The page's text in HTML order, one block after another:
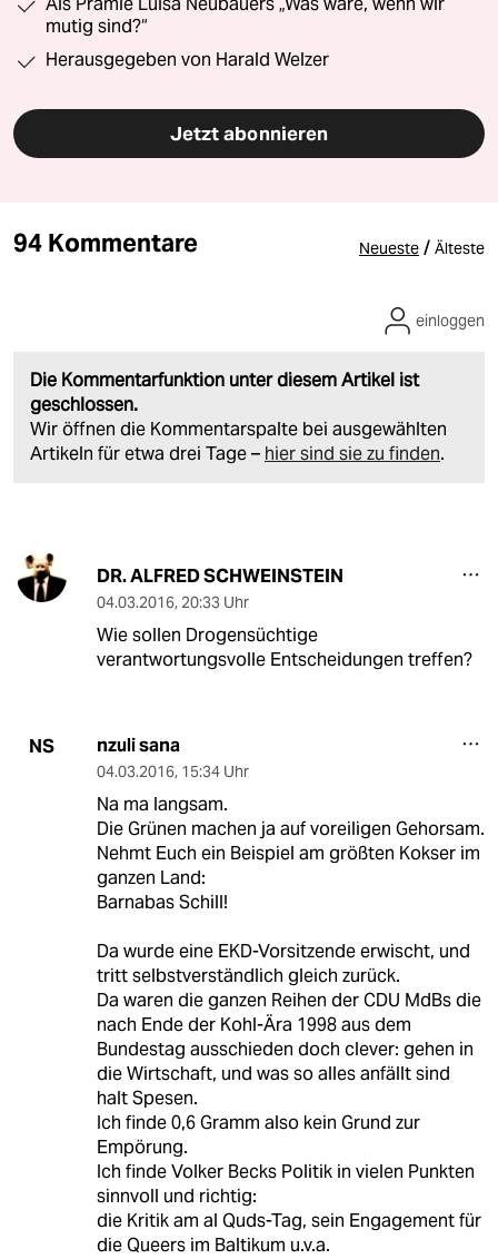
Als Prämie Luisa Neubauers „Was wäre, wenn wir
mutig sind?“
Herausgegeben von Harald Welzer
Jetzt abonnieren
94 Kommentare Neueste / Älteste
Die Kommentarfunktion unter diesem Artikel ist
geschlossen.
Wir öffnen die Kommentarspalte bei ausgewählten
Artikeln für etwa drei Tage – hier sind sie zu finden.
einloggen
DR. ALFRED SCHWEINSTEIN
04.03.2016, 20:33 Uhr
Wie sollen Drogensüchtige
verantwortungsvolle Entscheidungen treffen?
NS nzuli sana
04.03.2016, 15:34 Uhr
Na ma langsam.
Die Grünen machen ja auf voreiligen Gehorsam.
Nehmt Euch ein Beispiel am größten Kokser im
ganzen Land:
Barnabas Schill!
Da wurde eine EKD-Vorsitzende erwischt, und
tritt selbstverständlich gleich zurück.
Da waren die ganzen Reihen der CDU MdBs die
nach Ende der Kohl-Ära 1998 aus dem
Bundestag ausschieden doch clever: gehen in
die Wirtschaft, und was so alles anfällt sind
halt Spesen.
Ich finde 0,6 Gramm also kein Grund zur
Empörung.
Ich finde Volker Becks Politik in vielen Punkten
sinnvoll und richtig:
die Kritik am al Quds-Tag, sein Engagement für
die Queers im Baltikum u.v.a.